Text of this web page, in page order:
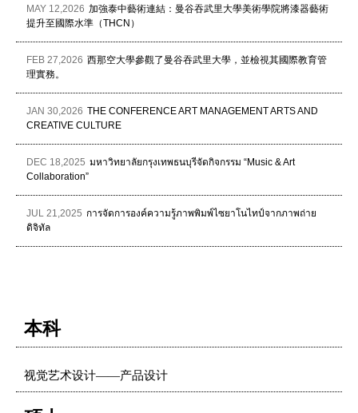
MAY 12,2026 加強泰中藝術連結：曼谷吞武里大學美術學院將漆器藝術
提升至國際水準（THCN）
FEB 27,2026 西那空大學參觀了曼谷吞武里大學，並檢視其國際教育管
理實務。
JAN 30,2026 THE CONFERENCE ART MANAGEMENT ARTS AND
CREATIVE CULTURE
DEC 18,2025 มหาวิทยาลัยกรุงเทพธนบุรีจัดกิจกรรม “Music & Art
Collaboration”
JUL 21,2025 การจัดการองค์ความรู้ภาพพิมพ์ไซยาโนไทป์จากภาพถ่าย
ดิจิทัล
本科
视觉艺术设计——产品设计